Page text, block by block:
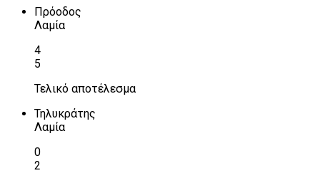
Πρόοδος
Λαμία
4
5
Τελικό αποτέλεσμα
Τηλυκράτης
Λαμία
0
2